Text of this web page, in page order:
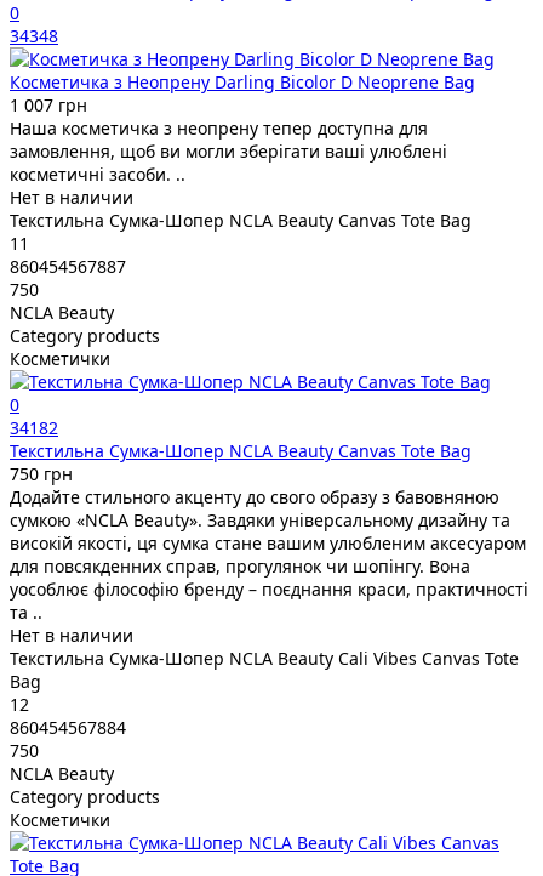
0
34348
Косметичка з Неопрену Darling Bicolor D Neoprene Bag
1 007 грн
Наша косметичка з неопрену тепер доступна для
замовлення, щоб ви могли зберігати ваші улюблені
косметичні засоби. ..
Нет в наличии
Текстильна Cумка-Шопер NCLA Beauty Canvas Tote Bag
11
860454567887
750
NCLA Beauty
Category products
Косметички
0
34182
Текстильна Cумка-Шопер NCLA Beauty Canvas Tote Bag
750 грн
Додайте стильного акценту до свого образу з бавовняною
сумкою «NCLA Beauty». Завдяки універсальному дизайну та
високій якості, ця сумка стане вашим улюбленим аксесуаром
для повсякденних справ, прогулянок чи шопінгу. Вона
уособлює філософію бренду – поєднання краси, практичності
та ..
Нет в наличии
Текстильна Сумка-Шопер NCLA Beauty Cali Vibes Canvas Tote
Bag
12
860454567884
750
NCLA Beauty
Category products
Косметички